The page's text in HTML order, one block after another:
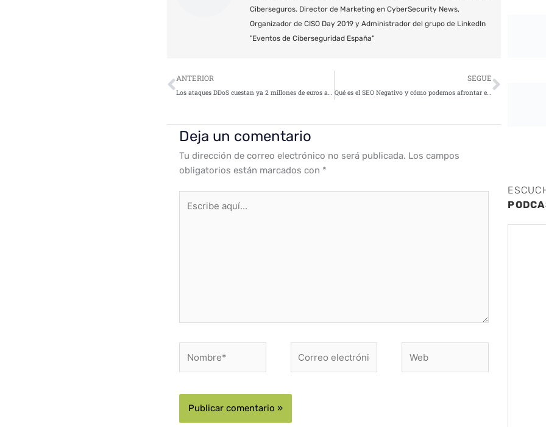
Ciberseguros. Director de Marketing en CyberSecurity News,
Organizador de CISO Day 2019 y Administrador del grupo de LinkedIn
"Eventos de Ciberseguridad España"
Ant
ANTERIOR
Los ataques DDoS cuestan ya 2 millones de euros a las empresas
SEGUE
Qué es el SEO Negativo y cómo podemos afrontar este ataque
Deja un comentario
Tu dirección de correo electrónico no será publicada. Los campos
obligatorios están marcados con *
aquí...
electrónico*